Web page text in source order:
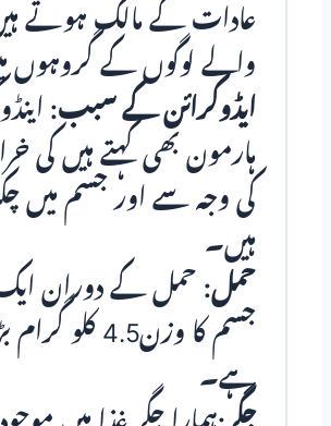
عادات کے مالک ہوتے ہیں
والے لوگوں کے گروہوں
ایڈوکرائن کے سبب:
ہارمون بھی کہتے ہیں کی
کی وجہ سے اور جسم میں
ہیں۔
حمل: حمل کے دوران
جسم کا
ہے۔